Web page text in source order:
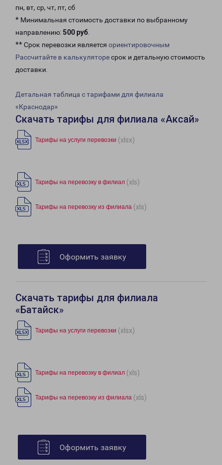
пн, вт, ср, чт, пт, сб
* Минимальная стоимость доставки по выбранному
направлению: 500 руб.
** Срок перевозки является ориентировочным
Рассчитайте в калькуляторесрок и детальную стоимость
доставки.
Детальная таблица с тарифами для филиала
«Краснодар»
Скачать тарифы для филиала «Аксай»
Тарифы на услуги перевозки (xlsx)
Тарифы на перевозку в филиал (xls)
Тарифы на перевозку из филиала (xls)
Оформить заявку
Скачать тарифы для филиала
«Батайск»
Тарифы на услуги перевозки (xlsx)
Тарифы на перевозку в филиал (xls)
Тарифы на перевозку из филиала (xls)
Оформить заявку